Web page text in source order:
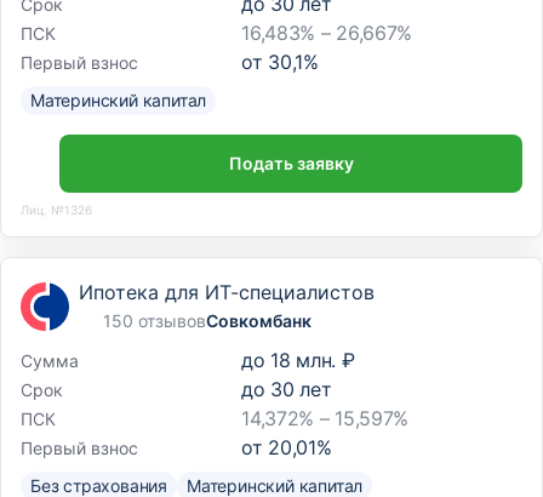
ПСК 16,483% – 26,667%
Первый взнос от 30,1%
Материнский капитал
Подать заявку
Лиц. №1326
Ипотека для ИТ-специалистов
150 отзывовСовкомбанк
Сумма
до 18 млн. ₽
Срок до 30 лет
ПСК 14,372% – 15,597%
Первый взнос от 20,01%
Без страхования Материнский капитал